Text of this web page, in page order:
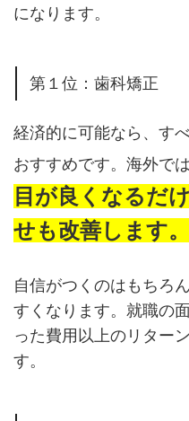
になります。
第１位：歯科矯正
経済的に可能なら、す
おすすめです。海外で
目が良くなるだ
せも改善します。
自信がつくのはもちろ
すくなります。就職の
った費用以上のリター
す。